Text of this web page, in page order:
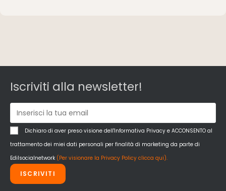
Iscriviti alla newsletter!
Dichiaro di aver preso visione dell'Informativa Privacy e ACCONSENTO al
trattamento dei miei dati personali per finalità di marketing da parte di
Edilsocialnetwork (Per visionare la Privacy Policy clicca qui).
ISCRIVITI